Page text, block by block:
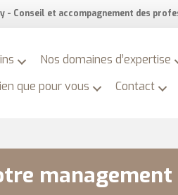
- Conseil et accompagnement des
Nos domaines d’expertise
que pour vous Contact
management